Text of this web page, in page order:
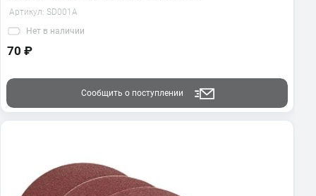
Артикул: SD001A
Нет в наличии
70 ₽
Сообщить о поступлении